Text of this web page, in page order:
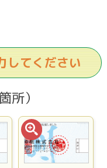
してください
所）